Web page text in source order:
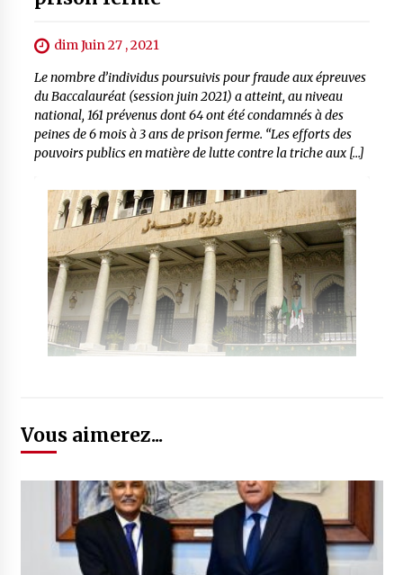
dim Juin 27 , 2021
Le nombre d’individus poursuivis pour fraude aux épreuves
du Baccalauréat (session juin 2021) a atteint, au niveau
national, 161 prévenus dont 64 ont été condamnés à des
peines de 6 mois à 3 ans de prison ferme. “Les efforts des
pouvoirs publics en matière de lutte contre la triche aux […]
Vous aimerez...